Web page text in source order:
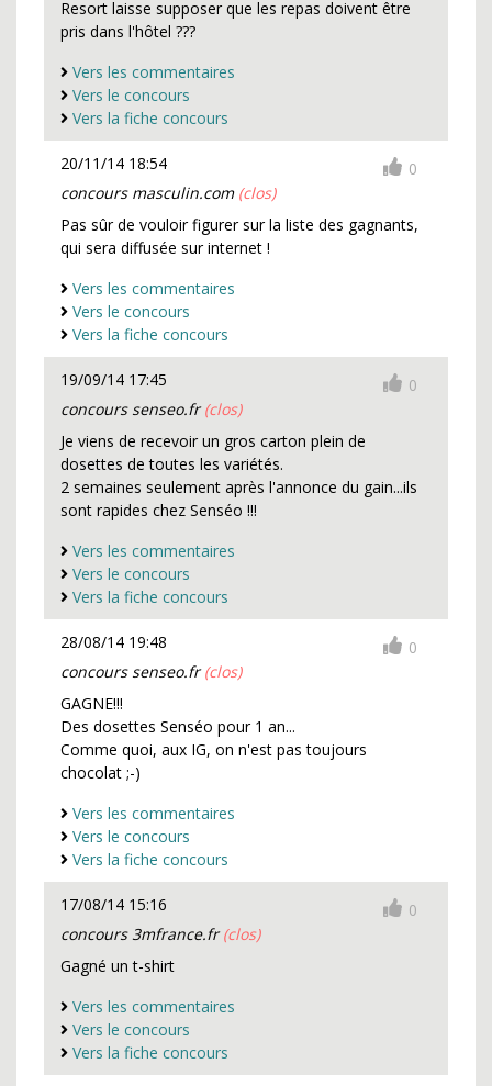
Resort laisse supposer que les repas doivent être
pris dans l'hôtel ???
Vers les commentaires
Vers le concours
Vers la fiche concours
20/11/14 18:54
0
concours masculin.com (clos)
Pas sûr de vouloir figurer sur la liste des gagnants,
qui sera diffusée sur internet !
Vers les commentaires
Vers le concours
Vers la fiche concours
19/09/14 17:45
0
concours senseo.fr(clos)
Je viens de recevoir un gros carton plein de
dosettes de toutes les variétés.
2 semaines seulement après l'annonce du gain...ils
sont rapides chez Senséo !!!
Vers les commentaires
Vers le concours
Vers la fiche concours
28/08/14 19:48
0
concours senseo.fr(clos)
GAGNE!!!
Des dosettes Senséo pour 1 an...
Comme quoi, aux IG, on n'est pas toujours
chocolat ;-)
Vers les commentaires
Vers le concours
Vers la fiche concours
17/08/14 15:16
0
concours 3mfrance.fr(clos)
Gagné un t-shirt
Vers les commentaires
Vers le concours
Vers la fiche concours